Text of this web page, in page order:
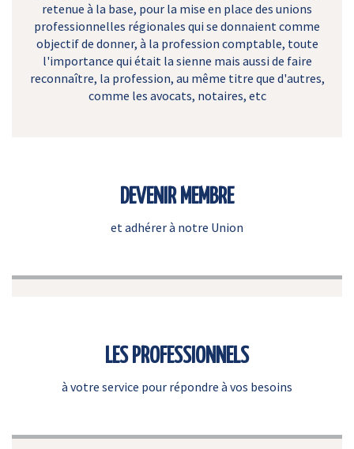
retenue à la base, pour la mise en place des unions
professionnelles régionales qui se donnaient comme
objectif de donner, à la profession comptable, toute
l'importance qui était la sienne mais aussi de faire
reconnaître, la profession, au même titre que d'autres,
comme les avocats, notaires, etc
DEVENIR MEMBRE
et adhérer à notre Union
LES PROFESSIONNELS
à votre service pour répondre à vos besoins